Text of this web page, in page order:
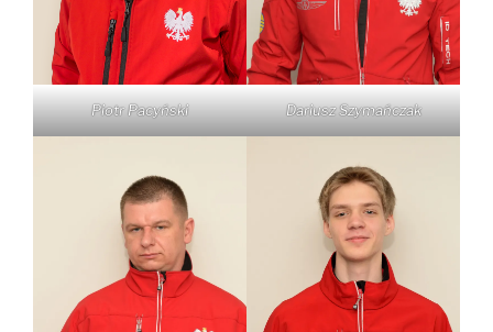
Piotr Pacyński Dariusz Szymańczak